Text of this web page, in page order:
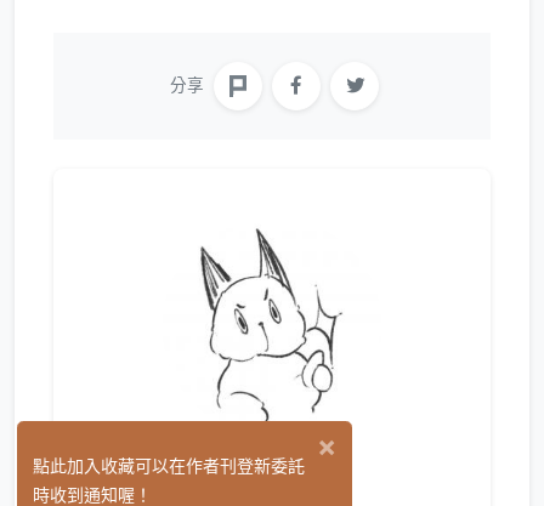
分享
Inoka
×
點此加入收藏可以在作者刊登新委託
時收到通知喔！